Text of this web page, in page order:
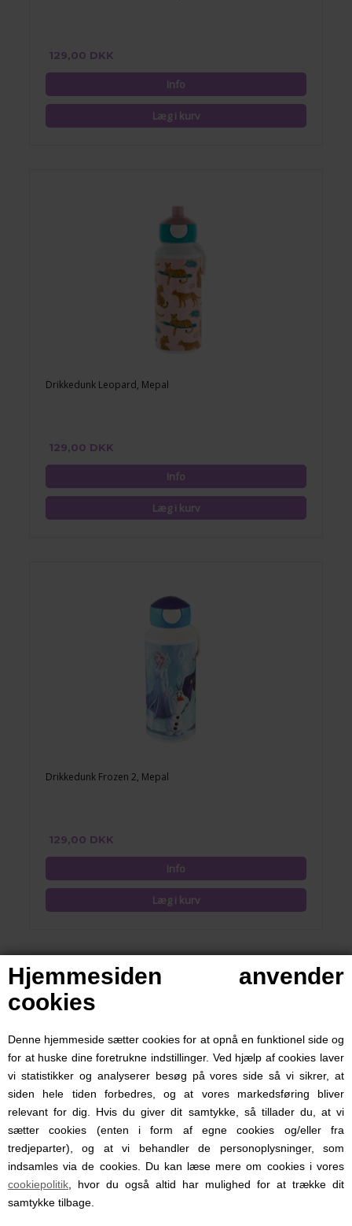
Hjemmesiden anvender
cookies
Denne hjemmeside sætter cookies for at opnå en funktionel side og
for at huske dine foretrukne indstillinger. Ved hjælp af cookies laver
vi statistikker og analyserer besøg på vores side så vi sikrer, at
siden hele tiden forbedres, og at vores markedsføring bliver
relevant for dig. Hvis du giver dit samtykke, så tillader du, at vi
sætter cookies (enten i form af egne cookies og/eller fra
tredjeparter), og at vi behandler de personoplysninger, som
indsamles via de cookies. Du kan læse mere om cookies i vores
cookiepolitik , hvor du også altid har mulighed for at trække dit
samtykke tilbage.
129,00 DKK
Drikkedunk Leopard, Mepal
129,00 DKK
Drikkedunk Frozen 2, Mepal
129,00 DKK
Drikkedunk Paw Patrol Girls, Mepal